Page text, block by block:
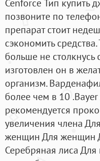
позвоните по
препарат стоит
сэкономить
больше не столкнусь
изготовлен он в
организм.
более чем в 10
рекомендуется
увеличения члена
женщин Для женщин
Серебряная лиса